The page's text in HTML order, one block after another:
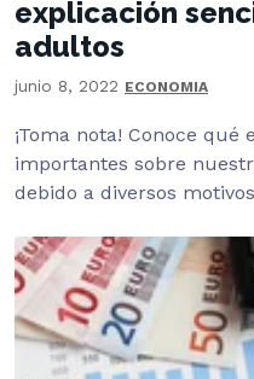
explicación
adultos
junio 8, 2022 ECONOMIA
¡Toma nota! Conoce
importantes sobre
debido a diversos